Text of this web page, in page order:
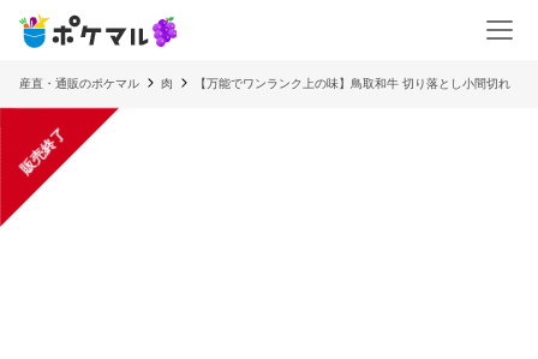
産直・通販のポケマル 肉 【万能でワンランク上の味】鳥取和牛 切り落とし小間切れ
販売終了